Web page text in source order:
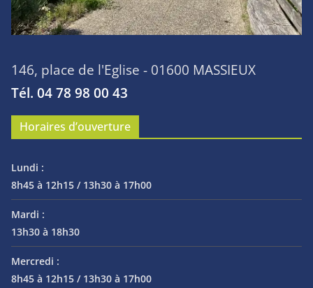
146, place de l'Eglise - 01600 MASSIEUX
Tél. 04 78 98 00 43
Horaires d’ouverture
Lundi :
8h45 à 12h15 / 13h30 à 17h00
Mardi :
13h30 à 18h30
Mercredi :
8h45 à 12h15 / 13h30 à 17h00